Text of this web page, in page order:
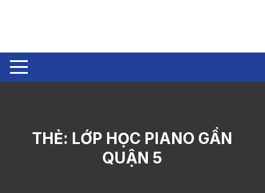
THẺ: LỚP HỌC PIANO GẦN
QUẬN 5